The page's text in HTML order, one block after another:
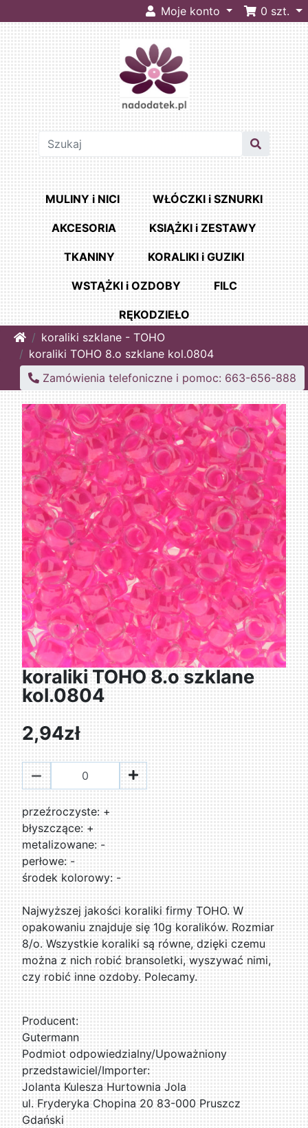
Moje konto 0 szt.
MULINY i NICI WŁÓCZKI i SZNURKI
AKCESORIA KSIĄŻKI i ZESTAWY
TKANINY KORALIKI i GUZIKI
WSTĄŻKI i OZDOBY FILC
RĘKODZIEŁO
Homekoraliki szklane - TOHO
koraliki TOHO 8.o szklane kol.0804
Zamówienia telefoniczne i pomoc: 663-656-888
koraliki TOHO 8.o szklane
kol.0804
2,94zł
przeźroczyste: +
błyszczące: +
metalizowane: -
perłowe: -
środek kolorowy: -
Najwyższej jakości koraliki firmy TOHO. W
opakowaniu znajduje się 10g koralików. Rozmiar
8/o. Wszystkie koraliki są równe, dzięki czemu
można z nich robić bransoletki, wyszywać nimi,
czy robić inne ozdoby. Polecamy.
Producent:
Gutermann
Podmiot odpowiedzialny/Upoważniony
przedstawiciel/Importer:
Jolanta Kulesza Hurtownia Jola
ul. Fryderyka Chopina 20 83-000 Pruszcz
Gdański